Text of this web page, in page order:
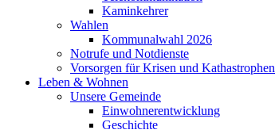
Kaminkehrer
Wahlen
Kommunalwahl 2026
Notrufe und Notdienste
Vorsorgen für Krisen und Kathastrophen
Leben & Wohnen
Unsere Gemeinde
Einwohnerentwicklung
Geschichte